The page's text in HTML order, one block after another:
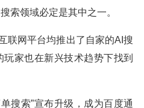
索领域必定是其中之一。
联网平台均推出了自家的AI搜
家也在新兴技术趋势下找到
搜索”宣布升级，成为百度通